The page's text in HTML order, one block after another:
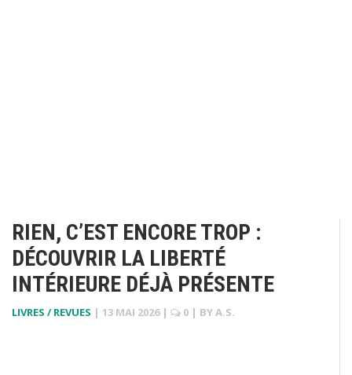
RIEN, C’EST ENCORE TROP :
DÉCOUVRIR LA LIBERTÉ
INTÉRIEURE DÉJÀ PRÉSENTE
LIVRES / REVUES | 13 MAI 2026 | 0 | BYA.S.